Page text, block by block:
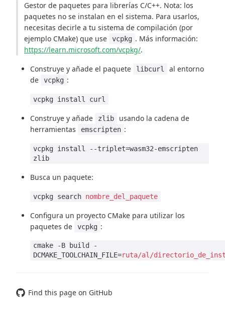
Gestor de paquetes para librerías C/C++. Nota: los
paquetes no se instalan en el sistema. Para usarlos,
necesitas decirle a tu sistema de compilación (por
ejemplo CMake) que use
vcpkg . Más información:
https://learn.microsoft.com/vcpkg/.
Construye y añade el paquete
libcurl
al entorno
de
vcpkg :
vcpkg install curl
Construye y añade zlib
usando la cadena de
herramientas
emscripten :
vcpkg install --triplet=wasm32-emscripten
zlib
Busca un paquete:
vcpkg search nombre_del_paquete
Configura un proyecto CMake para utilizar los
paquetes de
vcpkg :
cmake -B build -
DCMAKE_TOOLCHAIN_FILE=ruta/al/
Find this page on GitHub